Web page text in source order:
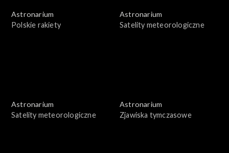
Astronarium
Polskie rakiety
Astronarium
Satelity meteorologiczne
Astronarium
Satelity meteorologiczne
Astronarium
Zjawiska tymczasowe